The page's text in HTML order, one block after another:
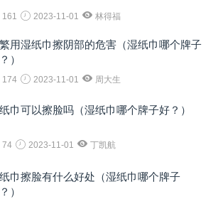
161 2023-11-01 林得福
用湿纸巾擦阴部的危害（湿纸巾哪个牌子
）
174 2023-11-01 周大生
巾可以擦脸吗（湿纸巾哪个牌子好？）
74 2023-11-01 丁凯航
巾擦脸有什么好处（湿纸巾哪个牌子
）